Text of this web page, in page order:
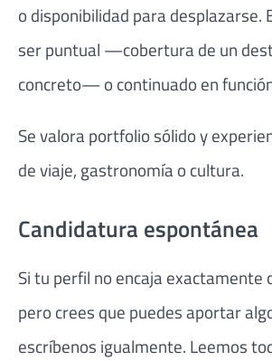
o disponibilidad para desplazarse.
ser puntual —cobertura de un
concreto— o continuado en
Se valora portfolio sólido y
de viaje, gastronomía o cultura.
Candidatura espontánea
Si tu perfil no encaja exactamente
pero crees que puedes aportar
escríbenos igualmente. Leemos